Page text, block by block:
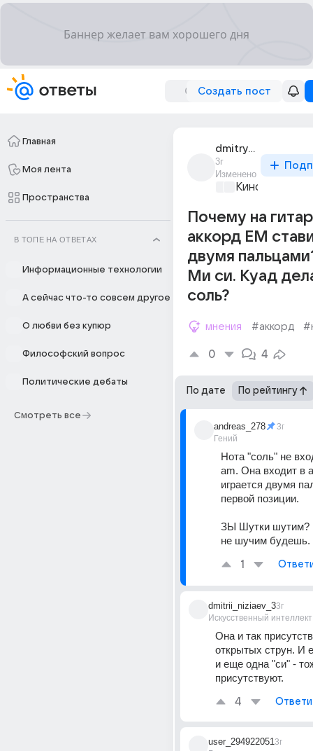
Создать пост
Главная
Моя лента
Пространства
В ТОПЕ НА ОТВЕТАХ
Информационные технологии
А сейчас что-то совсем другое
О любви без купюр
Философский вопрос
Политические дебаты
Смотреть все
dmitry_3245
3г
Изменено
Киномания
Почему на
аккорд ЕМ
двумя
Ми си. Куад
соль?
мнения #аккорд
0 4
По дате По рейтингу
andreas_278
Гений
3г
Нота "соль" не
аm. Она входит в
играется двумя
первой позиции.
ЗЫ Шутки шутим?
не шучим будешь.
1
dmitrii_niziaev_3
Искусственный интеллект
3г
Она и так
открытых струн. И
и еще одна "си" -
присутствуют.
4
user_2949220513г